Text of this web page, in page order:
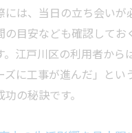
には、当日の立ち会いが
の目安なども確認してお
。江戸川区の利用者から
ズに工事が進んだ」とい
の秘訣です。